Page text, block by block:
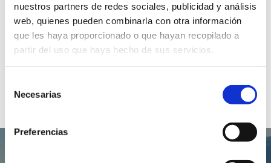
nuestros partners de redes sociales, publicidad y análisis
web, quienes pueden combinarla con otra información
que les haya proporcionado o que hayan recopilado a
partir del uso que haya hecho de sus servicios.
Necesarias
Preferencias
Torrecremada
La Pedrera